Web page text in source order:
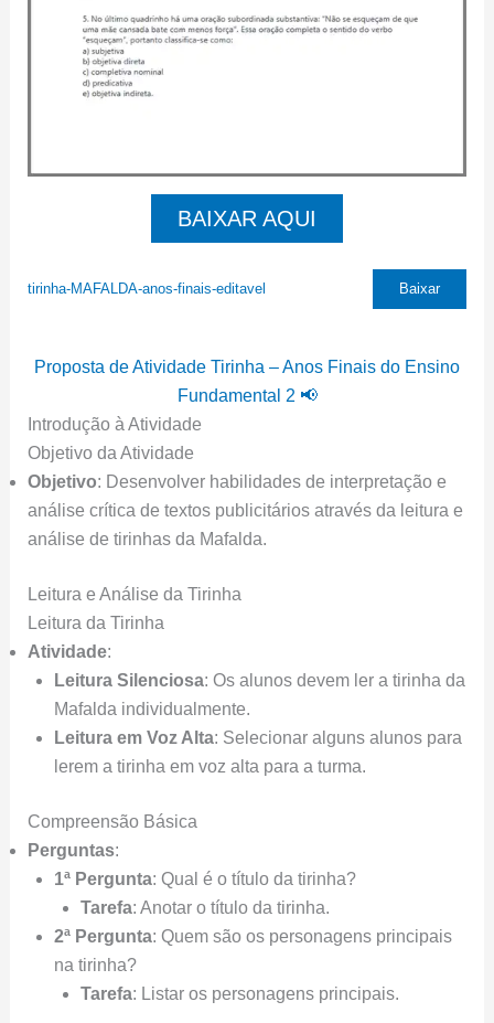
BAIXAR AQUI
tirinha-MAFALDA-anos-finais-editavel Baixar
Proposta de Atividade Tirinha – Anos Finais do Ensino
Fundamental 2 📢
Introdução à Atividade
Objetivo da Atividade
Objetivo: Desenvolver habilidades de interpretação e
análise crítica de textos publicitários através da leitura e
análise de tirinhas da Mafalda.
Leitura e Análise da Tirinha
Leitura da Tirinha
Atividade:
Leitura Silenciosa: Os alunos devem ler a tirinha da
Mafalda individualmente.
Leitura em Voz Alta: Selecionar alguns alunos para
lerem a tirinha em voz alta para a turma.
Compreensão Básica
Perguntas:
1ª Pergunta: Qual é o título da tirinha?
Tarefa: Anotar o título da tirinha.
2ª Pergunta: Quem são os personagens principais
na tirinha?
Tarefa: Listar os personagens principais.